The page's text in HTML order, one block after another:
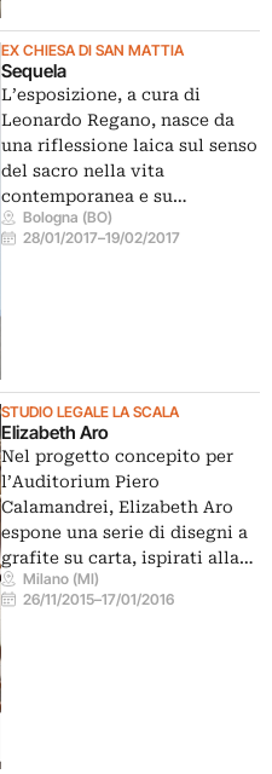
EX CHIESA DI SAN MATTIA
Sequela
L’esposizione, a cura di
Leonardo Regano, nasce da
una riflessione laica sul senso
del sacro nella vita
contemporanea e su…
Bologna (BO)
28/01/2017–19/02/2017
STUDIO LEGALE LA SCALA
Elizabeth Aro
Nel progetto concepito per
l’Auditorium Piero
Calamandrei, Elizabeth Aro
espone una serie di disegni a
grafite su carta, ispirati alla…
Milano (MI)
26/11/2015–17/01/2016